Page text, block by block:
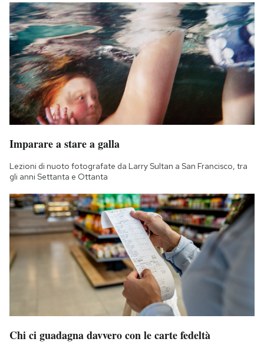
Imparare a stare a galla
Lezioni di nuoto fotografate da Larry Sultan a San Francisco, tra
gli anni Settanta e Ottanta
Chi ci guadagna davvero con le carte fedeltà